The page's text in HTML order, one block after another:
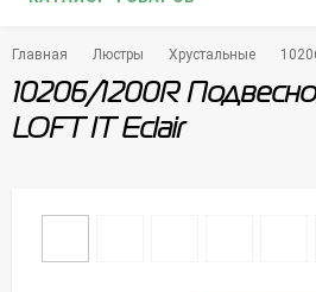
Главная Люстры Хрустальные
10206/1200R
LOFT IT Eclair